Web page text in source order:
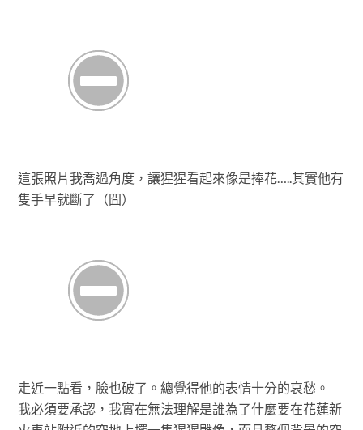
這張照片我喬過角度，讓猩猩看起來像是捧花…..其實他有
隻手早就斷了（囧）
走近一點看，臉也破了。總覺得他的表情十分的哀愁。
我必須要承認，我實在無法理解是誰為了什麼要在花蓮新